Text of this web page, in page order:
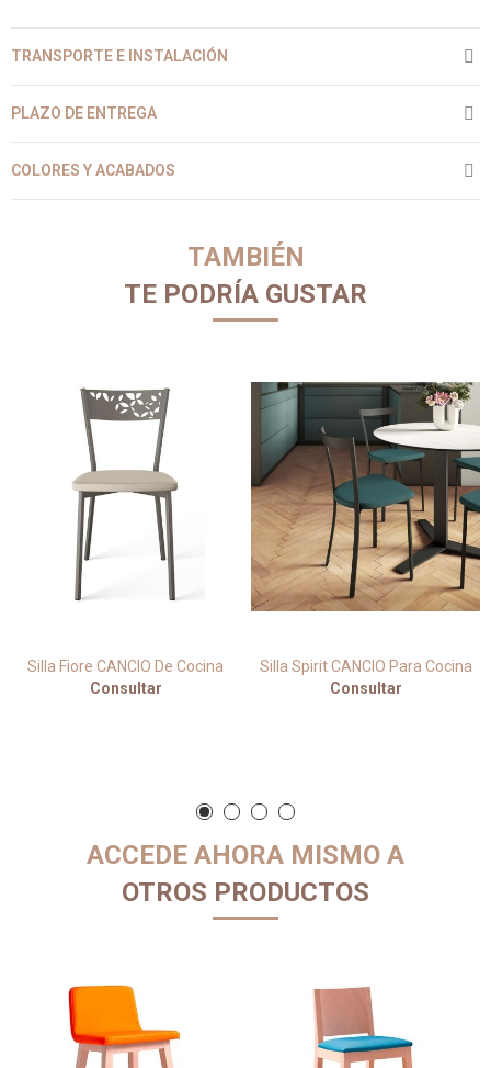
TRANSPORTE E INSTALACIÓN
PLAZO DE ENTREGA
COLORES Y ACABADOS
TAMBIÉN
TE PODRÍA GUSTAR
Silla Fiore CANCIO De Cocina
Consultar
Silla Spirit CANCIO Para Cocina
Consultar
ACCEDE AHORA MISMO A
OTROS PRODUCTOS